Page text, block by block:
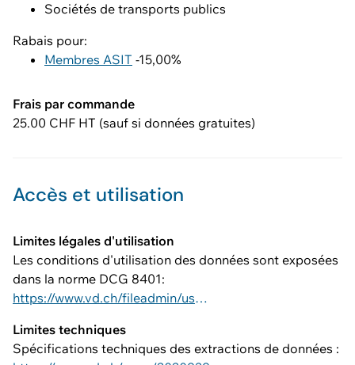
Sociétés de transports publics
Rabais pour:
Membres ASIT -15,00%
Frais par commande
25.00 CHF HT (sauf si données gratuites)
Accès et utilisation
Limites légales d'utilisation
Les conditions d'utilisation des données sont exposées
dans la norme DCG 8401:
https://www.vd.ch/fileadmin/user_upload/dinf/8000/8401.pdf
Limites techniques
Spécifications techniques des extractions de données :